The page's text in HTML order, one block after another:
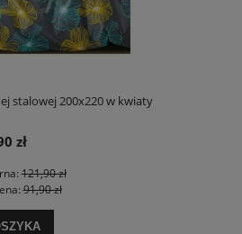
stalowej 200x220 w kwiaty
zł
121,90 zł
91,90 zł